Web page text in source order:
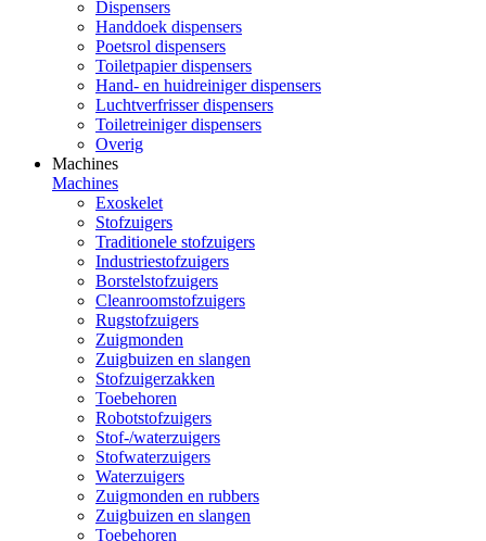
Dispensers
Handdoek dispensers
Poetsrol dispensers
Toiletpapier dispensers
Hand- en huidreiniger dispensers
Luchtverfrisser dispensers
Toiletreiniger dispensers
Overig
Machines
Machines
Exoskelet
Stofzuigers
Traditionele stofzuigers
Industriestofzuigers
Borstelstofzuigers
Cleanroomstofzuigers
Rugstofzuigers
Zuigmonden
Zuigbuizen en slangen
Stofzuigerzakken
Toebehoren
Robotstofzuigers
Stof-/waterzuigers
Stofwaterzuigers
Waterzuigers
Zuigmonden en rubbers
Zuigbuizen en slangen
Toebehoren